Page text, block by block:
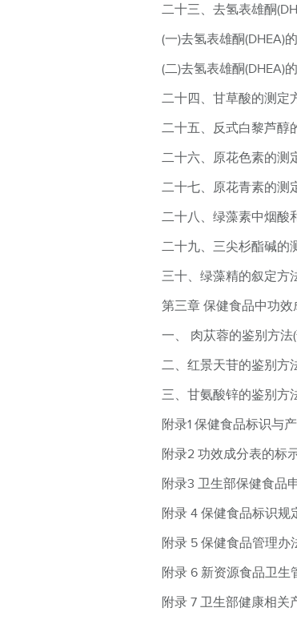
二十三、去氢表雄酮
(一)去氢表雄酮(DHEA)
(二)去氢表雄酮(DHEA)
二十四、甘草酸的测定
二十五、反式白黎芦醇
二十六、原花色素的测
二十七、原花青素的测
二十八、绿藻素中烟酸
二十九、三尖杉酯碱的
三十、绿藻精的叙定方
第三章 保健食品中功
一、 肉苁蓉的鉴别方法
二、红景天苷的鉴别方
三、甘氨酸锌的鉴别方
附录1 保健食品标识与
附录2 功效成分表的标
附录3 卫生部保健食品
附录 4 保健食品标识规
附录 5 保健食品管理办
附录 6 新资源食品卫生
附录 7 卫生部健康相关